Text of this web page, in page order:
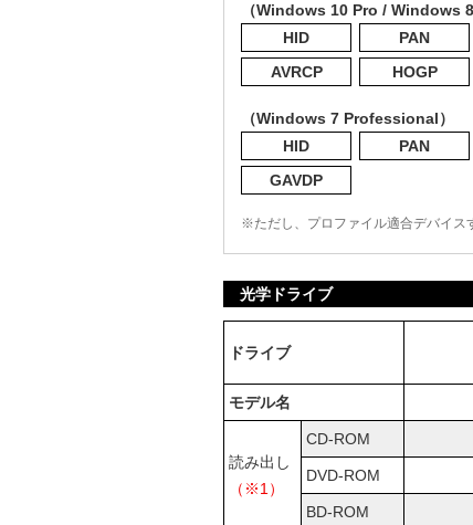
（Windows 10 Pro / Windows
HID
PAN
AVRCP
HOGP
（Windows 7 Professional）
HID
PAN
GAVDP
※ただし、プロファイル適合デバイス
光学ドライブ
ドライブ
モデル名
読み出し
（※1）
CD-ROM
DVD-ROM
BD-ROM